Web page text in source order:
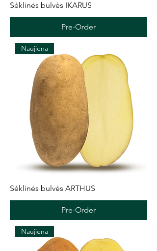
Sėklinės bulvės IKARUS
Pre-Order
Naujiena
Sėklinės bulvės ARTHUS
Pre-Order
Naujiena